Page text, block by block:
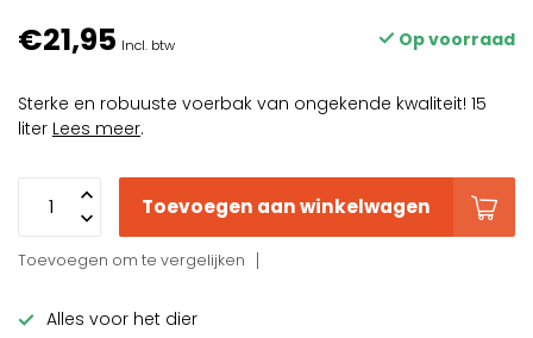
€21,95 Incl. btw Op voorraad
Sterke en robuuste voerbak van ongekende kwaliteit! 15
liter Lees meer.
Toevoegen aan winkelwagen
Toevoegen om te vergelijken
Alles voor het dier